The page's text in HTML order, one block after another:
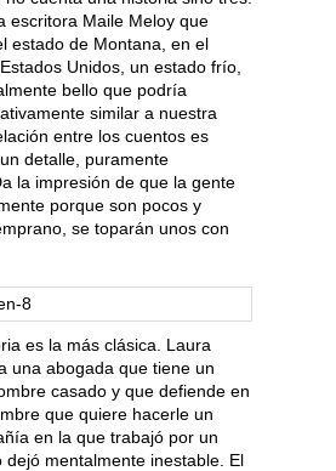
escritora Maile Meloy que
estado de Montana, en el
Unidos, un estado frío,
bello que podría
similar a nuestra
entre los cuentos es
detalle, puramente
la impresión de que la gente
porque son pocos y
se toparán unos con
es la más clásica. Laura
una abogada que tiene un
casado y que defiende en
que quiere hacerle un
en la que trabajó por un
dejó mentalmente inestable. El